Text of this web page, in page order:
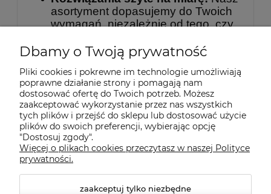
asortyment dopasujemy do Twoich
wymagań, niezależnie od tego, czy
siłowni, czy biura.
Zapraszamy do zakupów i kontaktu!
Razem stworzymy przestrzeń, która
spełni Twoje oczekiwania. Sprawdź,
jak łatwo i szybko możesz wyposażyć
swoją szatnię czy biuro z naszą
pomocą.
Gwarantujemy jakość, trwałość i
funkcjonalność.
Dbamy o Twoją prywatność
Pliki cookies i pokrewne im technologie umożliwiają
poprawne działanie strony i pomagają nam
dostosować ofertę do Twoich potrzeb. Możesz
zaakceptować wykorzystanie przez nas wszystkich
tych plików i przejść do sklepu lub dostosować użycie
plików do swoich preferencji, wybierając opcję
"Dostosuj zgody".
Więcej o plikach cookies przeczytasz w naszej Polityce
prywatności.
zaakceptuj tylko niezbędne